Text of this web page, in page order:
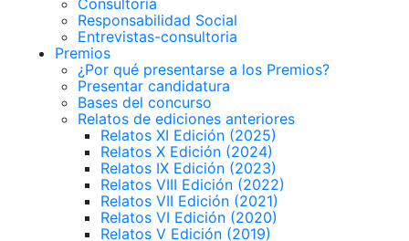
Responsabilidad Social
Entrevistas-consultoria
Premios
¿Por qué presentarse a los Premios?
Presentar candidatura
Bases del concurso
Relatos de ediciones anteriores
Relatos XI Edición (2025)
Relatos X Edición (2024)
Relatos IX Edición (2023)
Relatos VIII Edición (2022)
Relatos VII Edición (2021)
Relatos VI Edición (2020)
Relatos V Edición (2019)